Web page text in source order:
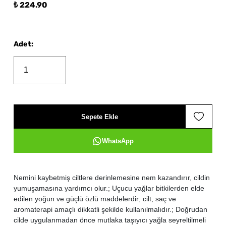
₺ 224.90
Nemini kaybetmiş ciltlere derinlemesine nem kazandırır, cildin
yumuşamasına yardımcı olur.; Uçucu yağlar bitkilerden elde
edilen yoğun ve güçlü özlü maddelerdir; cilt, saç ve
aromaterapi amaçlı dikkatli şekilde kullanılmalıdır.; Doğrudan
cilde uygulanmadan önce mutlaka taşıyıcı yağla seyreltilmeli
Adet:
Sepete Ekle
WhatsApp